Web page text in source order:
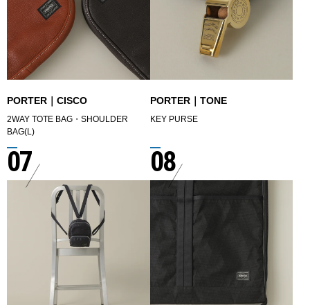
PORTER｜CISCO
2WAY TOTE BAG・SHOULDER
BAG(L)
PORTER｜TONE
KEY PURSE
07 08